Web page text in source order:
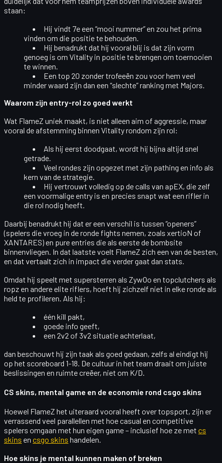
staan:
Hij vindt 7e een “mooi nummer” en zou het prima
vinden om die positie te behouden.
Hij benadrukt dat hij vooral blij is dat zijn vorm
genoeg is om Vitality in positie te brengen om toernooien
te winnen.
Een top 20 zonder trofeeën zou voor hem veel
minder waard zijn dan een “slechte” ranking met Majors.
Waarom zijn entry-rol zo goed werkt
Wat FlameZ uniek maakt, is niet alleen aim of aggressie, maar
vooral de afstemming binnen Vitalityrondom zijn rol:
Als hij eerst doodgaat, wordt hij bijna altijd snel
getrade.
Veel rondes zijn opgezet met zijn pathing en info als
kern van de strategie.
Hij vertrouwt volledig op de calls van apEX, die zelf
een voormalige entry is en precies snapt wat een rifler in
die rol nodig heeft.
Daarbij benadrukt hij dat er een verschil is tussen “openers”
(spelers die vroeg in de ronde fights nemen, zoals xertioN of
XANTARES) en pureentries die als eerste de bombsite
binnenvliegen. In dat laatste voelt FlameZ zich een van de besten,
en dat vertaalt zich in impact die verder gaat dan stats.
Omdat hij speelt met supersterren als ZywOo en topclutchers als
ropz en andere elite riflers, hoeft hij zichzelf niet in elke ronde als
held te profileren. Als hij:
één kill pakt,
goede info geeft,
een 2v2 of 3v2 situatie achterlaat,
dan beschouwt hij zijn taak als goed gedaan, zelfs al eindigt hij
op het scoreboard 1-18. De cultuur in het team draait om juiste
beslissingen en ruimte creëer, niet om K/D.
CS skins, mental game en de economie rond csgo skins
Hoewel FlameZ het uiteraard vooral heeft over topsport, zijn er
verrassend veel parallellen met hoe casual en competitive
spelers omgaan met hun eigen game – inclusief hoe ze met cs
skins en csgo skins handelen.
Hoe skins je mental kunnen maken of breken